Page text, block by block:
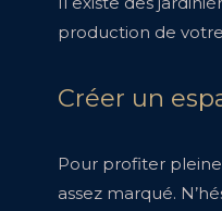
production de
Créer un
Pour profiter
assez marqué.